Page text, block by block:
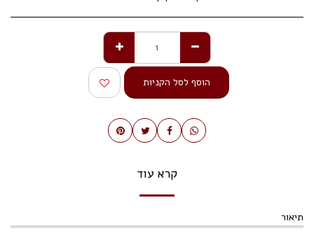
הוסף לסל הקניות
קרא עוד
תיאור